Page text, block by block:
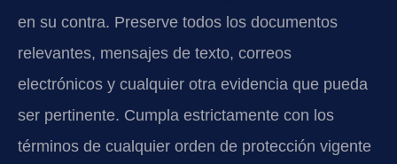
en su contra. Preserve todos los documentos
relevantes, mensajes de texto, correos
electrónicos y cualquier otra evidencia que pueda
ser pertinente. Cumpla estrictamente con los
términos de cualquier orden de protección vigente